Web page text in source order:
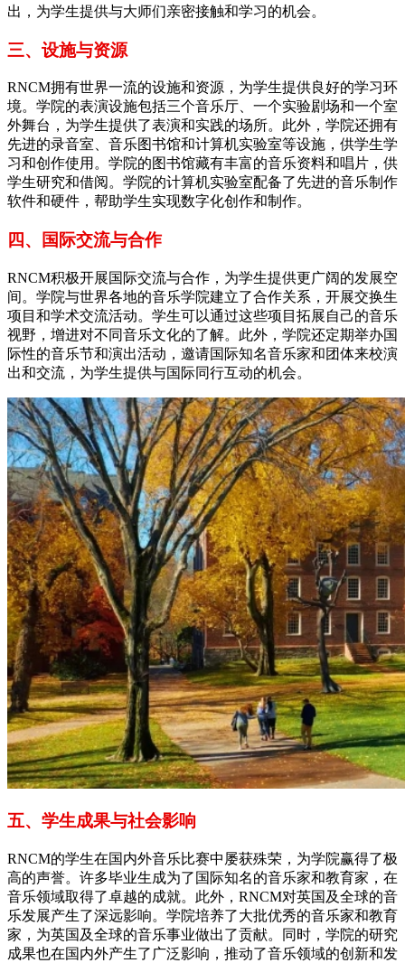
出，为学生提供与大师们亲密接触和学习的机会。
三、设施与资源
RNCM拥有世界一流的设施和资源，为学生提供良好的学习环
境。学院的表演设施包括三个音乐厅、一个实验剧场和一个室
外舞台，为学生提供了表演和实践的场所。此外，学院还拥有
先进的录音室、音乐图书馆和计算机实验室等设施，供学生学
习和创作使用。学院的图书馆藏有丰富的音乐资料和唱片，供
学生研究和借阅。学院的计算机实验室配备了先进的音乐制作
软件和硬件，帮助学生实现数字化创作和制作。
四、国际交流与合作
RNCM积极开展国际交流与合作，为学生提供更广阔的发展空
间。学院与世界各地的音乐学院建立了合作关系，开展交换生
项目和学术交流活动。学生可以通过这些项目拓展自己的音乐
视野，增进对不同音乐文化的了解。此外，学院还定期举办国
际性的音乐节和演出活动，邀请国际知名音乐家和团体来校演
出和交流，为学生提供与国际同行互动的机会。
五、学生成果与社会影响
RNCM的学生在国内外音乐比赛中屡获殊荣，为学院赢得了极
高的声誉。许多毕业生成为了国际知名的音乐家和教育家，在
音乐领域取得了卓越的成就。此外，RNCM对英国及全球的音
乐发展产生了深远影响。学院培养了大批优秀的音乐家和教育
家，为英国及全球的音乐事业做出了贡献。同时，学院的研究
成果也在国内外产生了广泛影响，推动了音乐领域的创新和发